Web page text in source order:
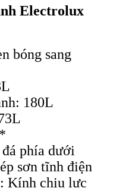
Electrolux
bóng sang
180L
phía dưới
sơn tĩnh điện
Kính chịu lực